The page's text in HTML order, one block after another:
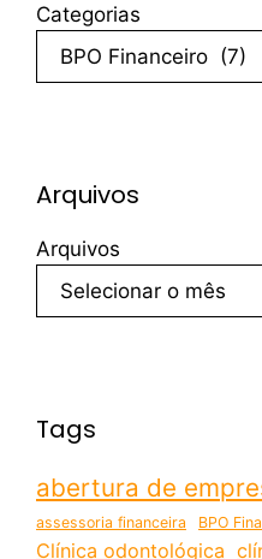
Categorias
Arquivos
Arquivos
Tags
abertura de
assessoria financeira
BPO
Clínica odontológica